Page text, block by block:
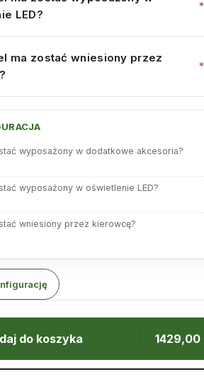
LED?
*
ma zostać wniesiony przez
*
wyposażony w dodatkowe akcesoria?
wyposażony w oświetlenie LED?
wniesiony przez kierowcę?
do koszyka 1429,00